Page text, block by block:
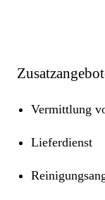
Vermittlung
Lieferdienst